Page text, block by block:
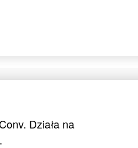
Działa na